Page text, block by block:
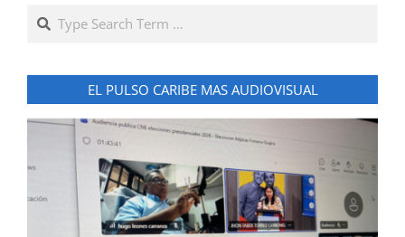
Search
EL PULSO CARIBE MAS AUDIOVISUAL